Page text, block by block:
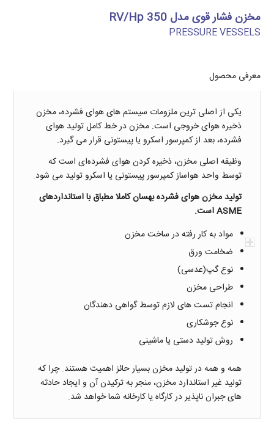
مخزن فشار قوی مدل RV/Hp 350
PRESSURE VESSELS
معرفی محصول
یکی از اصلی ترین ملزومات سیستم های هوای فشرده، مخزن
ذخیره هوای خروجی است. مخزن در خط کامل تولید هوای
فشرده، بعد از کمپرسور اسکرو یا پیستونی قرار می گیرد.
وظیفه اصلی مخزن، ذخیره کردن هوای فشرده‌ای است که
توسط واحد هواساز کمپرسور پیستونی یا اسکرو تولید می شود.
تولید مخزن هوای فشرده بهسان کاملا مطباق با استانداردهای
ASMEاست.
مواد به کار رفته در ساخت مخزن
ضخامت ورق
نوع گپ(عدسی)
طراحی مخزن
انجام تست های لازم توسط گواهی دهندگان
نوع جوشکاری
روش تولید دستی یا ماشینی
همه و همه در تولید مخزن بسیار حائز اهمیت هستند. چرا که
تولید غیر استاندارد مخزن، منجر به ترکیدن آن و ایجاد حادثه
های جبران ناپذیر در کارگاه یا کارخانه شما خواهد شد.